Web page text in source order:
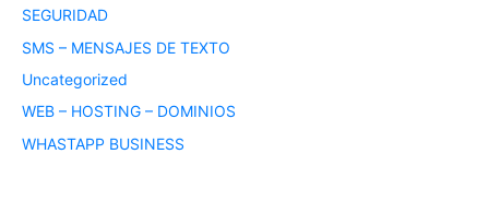
SEGURIDAD
SMS – MENSAJES DE TEXTO
Uncategorized
WEB – HOSTING – DOMINIOS
WHASTAPP BUSINESS